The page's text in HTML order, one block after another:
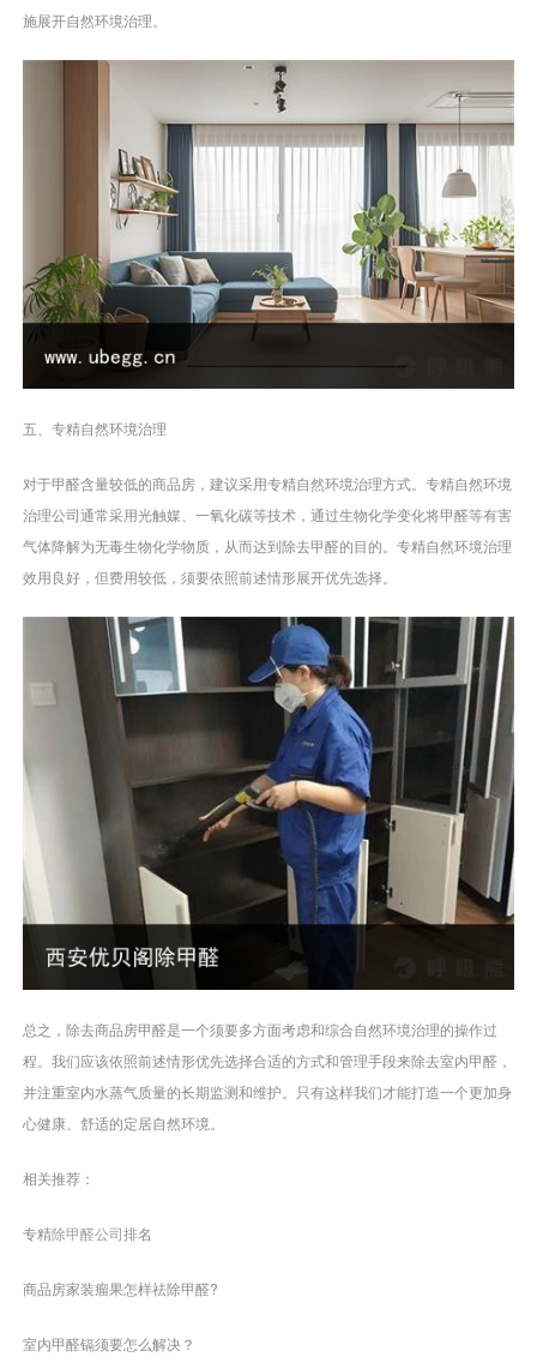
施展开自然环境治理。
五、专精自然环境治理
对于甲醛含量较低的商品房，建议采用专精自然环境治理方式。专精自然环境
治理公司通常采用光触媒、一氧化碳等技术，通过生物化学变化将甲醛等有害
气体降解为无毒生物化学物质，从而达到除去甲醛的目的。专精自然环境治理
效用良好，但费用较低，须要依照前述情形展开优先选择。
总之，除去商品房甲醛是一个须要多方面考虑和综合自然环境治理的操作过
程。我们应该依照前述情形优先选择合适的方式和管理手段来除去室内甲醛，
并注重室内水蒸气质量的长期监测和维护。只有这样我们才能打造一个更加身
心健康、舒适的定居自然环境。
相关推荐：
专精除甲醛公司排名
商品房家装瘤果怎样祛除甲醛?
室内甲醛镉须要怎么解决？